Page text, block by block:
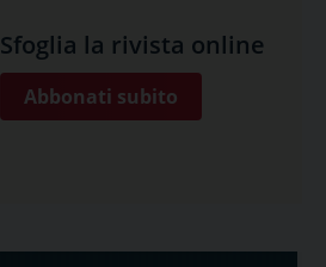
Sfoglia la rivista online
Abbonati subito